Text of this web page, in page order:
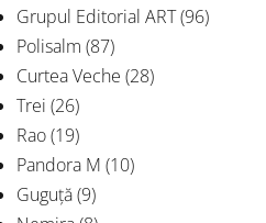
Grupul Editorial ART(96)
Polisalm (87)
Curtea Veche (28)
Trei (26)
Rao(19)
Pandora M (10)
Guguță(9)